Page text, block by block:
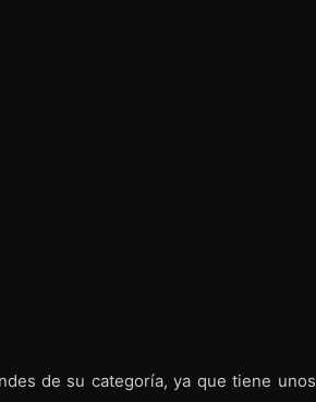
de su categoría, ya que tiene